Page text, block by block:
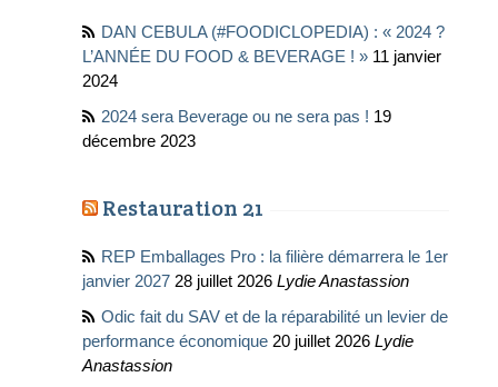
DAN CEBULA (#FOODICLOPEDIA) : « 2024 ?
L’ANNÉE DU FOOD & BEVERAGE ! » 11 janvier
2024
2024 sera Beverage ou ne sera pas ! 19
décembre 2023
Restauration 21
REP Emballages Pro : la filière démarrera le 1er
janvier 2027 28 juillet 2026 Lydie Anastassion
Odic fait du SAV et de la réparabilité un levier de
performance économique 20 juillet 2026 Lydie
Anastassion